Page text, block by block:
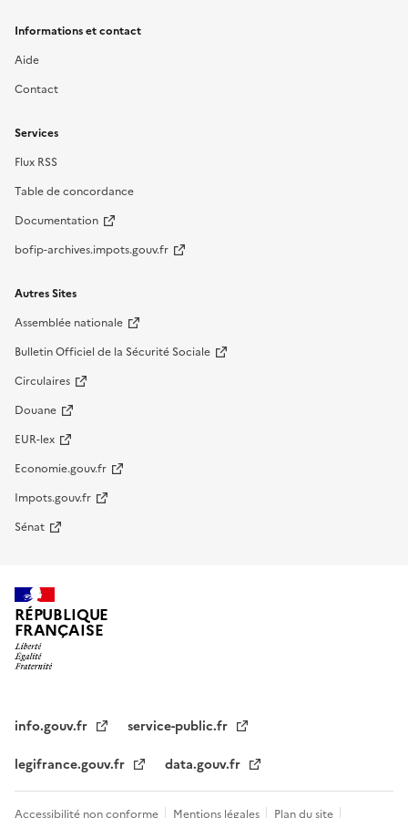
Informations et contact
Aide
Contact
Services
Flux RSS
Table de concordance
Documentation
bofip-archives.impots.gouv.fr
Autres Sites
Assemblée nationale
Bulletin Officiel de la Sécurité Sociale
Circulaires
Douane
EUR-lex
Economie.gouv.fr
Impots.gouv.fr
Sénat
RÉPUBLIQUE
FRANÇAISE
info.gouv.fr
service-public.fr
legifrance.gouv.fr
data.gouv.fr
Accessibilité non conforme Mentions légales Plan du site